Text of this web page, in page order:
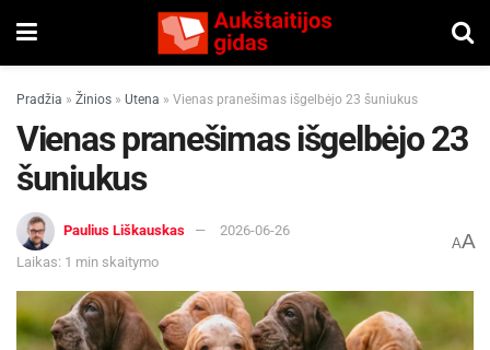
Pradžia » Žinios » Utena » Vienas pranešimas išgelbėjo 23 šuniukus
Vienas pranešimas išgelbėjo 23
šuniukus
Paulius Liškauskas
2026-06-26
Laikas: 1 min skaitymo
AA